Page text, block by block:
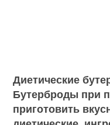
Диетические
Бутерброды при
приготовить